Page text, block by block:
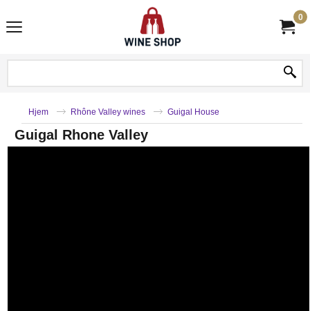
0
Hjem Rhône Valley wines Guigal House
Guigal Rhone Valley